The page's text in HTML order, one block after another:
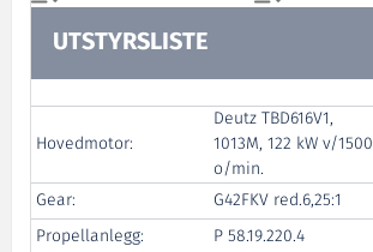
UTSTYRSLISTE
Hovedmotor:
Deutz TBD616V1,
1013M, 122 kW v/1500
o/min.
Gear: G42FKV red.6,25:1
Propellanlegg:
P 58.19.220.4